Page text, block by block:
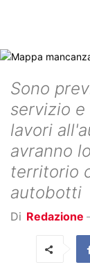
Sono
servizio e
lavori
avranno
territorio
autobotti
Di Redazione -